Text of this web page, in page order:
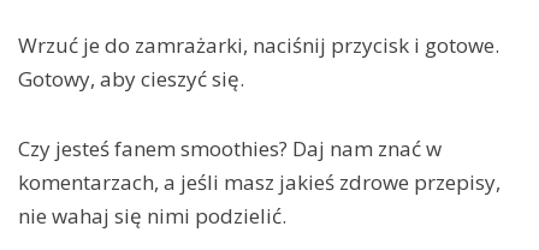
Wrzuć je do zamrażarki, naciśnij przycisk i gotowe.
Gotowy, aby cieszyć się.
Czy jesteś fanem smoothies? Daj nam znać w
komentarzach, a jeśli masz jakieś zdrowe przepisy,
nie wahaj się nimi podzielić.